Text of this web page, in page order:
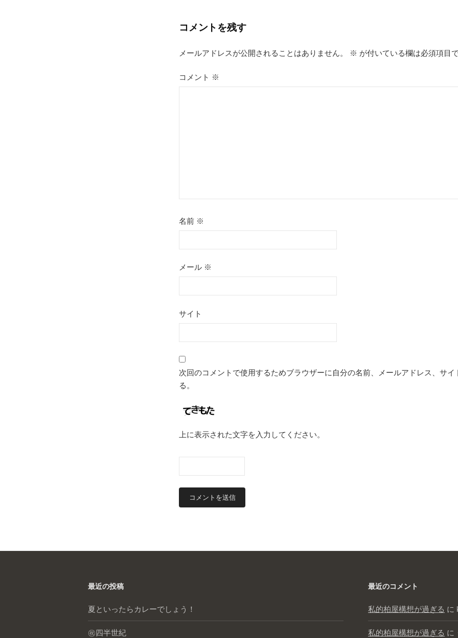
ビ
ゲ
ー
コメントを残す
メールアドレスが公開されることはありません。 ※ が付いている欄は必須項目
コメント ※
名前 ※
メール ※
サイト
次回のコメントで使用するためブラウザーに自分の名前、メールアドレス、サイ
る。
上に表示された文字を入力してください。
最近の投稿
夏といったらカレーでしょう！
㊗️四半世紀
最近のコメント
私的柏屋構想が過ぎる に
私的柏屋構想が過ぎる に